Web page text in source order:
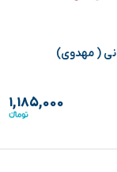
( مهدوی)
۱,۱۸۵,۰۰۰